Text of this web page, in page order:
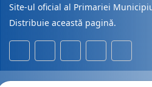
Site-ul oficial al Primariei
Distribuie această pagină.